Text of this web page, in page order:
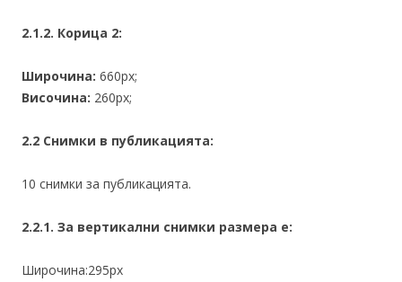
2.1.2. Корица 2:
Широчина: 660px;
Височина: 260px;
2.2 Снимки в публикацията:
10 снимки за публикацията.
2.2.1. За вертикални снимки размера е:
Широчина:295px